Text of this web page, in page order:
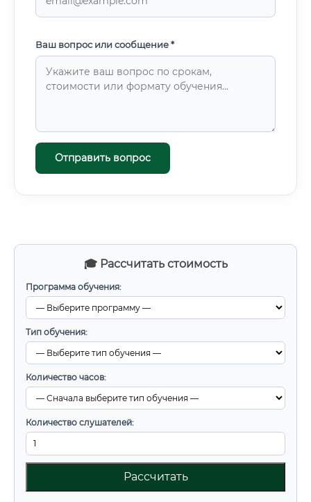
🎓 Рассчитать стоимость
Программа обучения:
Тип обучения:
Количество часов:
Количество слушателей:
Рассчитать
Ваш вопрос или сообщение *
Отправить вопрос